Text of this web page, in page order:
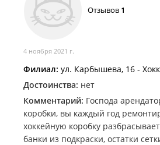
Отзывов 1
4 ноября 2021 г.
Филиал: ул. Карбышева, 16 -
Достоинства: нет
Комментарий: Господа
коробки, вы каждый год
хоккейную коробку
банки из подкраски, остатки